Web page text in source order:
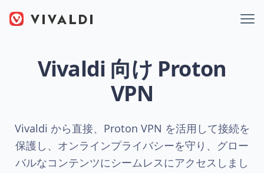
Vivaldi 向け Proton
VPN
Vivaldi から直接、Proton VPN を活用して接続を
保護し、オンラインプライバシーを守り、グロー
バルなコンテンツにシームレスにアクセスしまし